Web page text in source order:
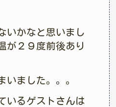
いかなと思いまし
が２９度前後あり
いました。。。
いるゲストさんは